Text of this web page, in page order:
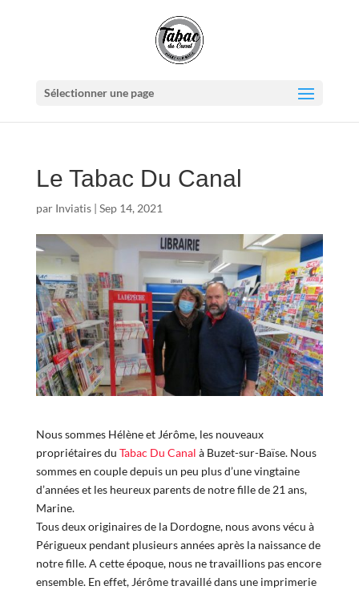
Sélectionner une page
Le Tabac Du Canal
par Inviatis| Sep 14, 2021
Nous sommes Hélène et Jérôme, les nouveaux
propriétaires du Tabac Du Canal à Buzet-sur-Baïse. Nous
sommes en couple depuis un peu plus d’une vingtaine
d’années et les heureux parents de notre fille de 21 ans,
Marine.
Tous deux originaires de la Dordogne, nous avons vécu à
Périgueux pendant plusieurs années après la naissance de
notre fille. A cette époque, nous ne travaillions pas encore
ensemble. En effet, Jérôme travaillé dans une imprimerie